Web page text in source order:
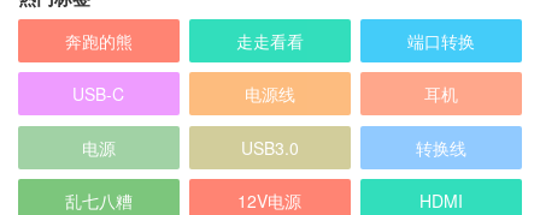
奔跑的熊 走走看看 端口转换
USB-C 电源线 耳机
电源 USB3.0 转换线
乱七八糟 12V电源 HDMI